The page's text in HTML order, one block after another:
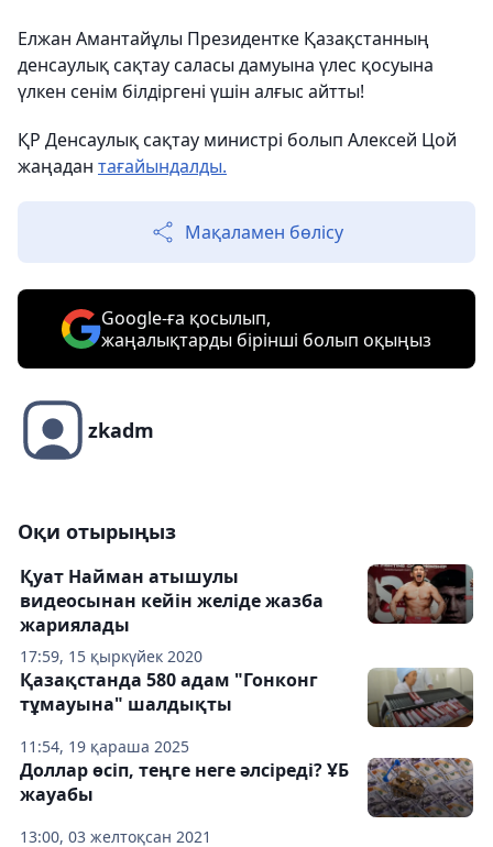
Елжан Амантайұлы Президентке Қазақстанның
денсаулық сақтау саласы дамуына үлес қосуына
үлкен сенім білдіргені үшін алғыс айтты!
ҚР Денсаулық сақтау министрі болып Алексей Цой
жаңадан тағайындалды.
Мақаламен бөлісу
Google-ға қосылып,
жаңалықтарды бірінші болып оқыңыз
zkadm
Оқи отырыңыз
17:59, 15 қыркүйек 2020
Қуат Найман атышулы
видеосынан кейін желіде жазба
жариялады
11:54, 19 қараша 2025
Қазақстанда 580 адам "Гонконг
тұмауына" шалдықты
13:00, 03 желтоқсан 2021
Доллар өсіп, теңге неге әлсіреді? ҰБ
жауабы